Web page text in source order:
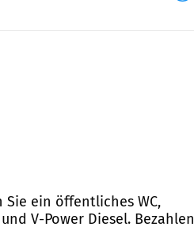
Sie ein öffentliches WC,
V-Power Diesel. Bezahlen